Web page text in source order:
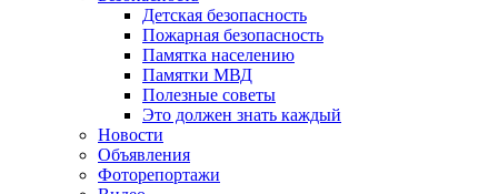
Детская безопасность
Пожарная безопасность
Памятка населению
Памятки МВД
Полезные советы
Это должен знать каждый
Новости
Объявления
Фоторепортажи